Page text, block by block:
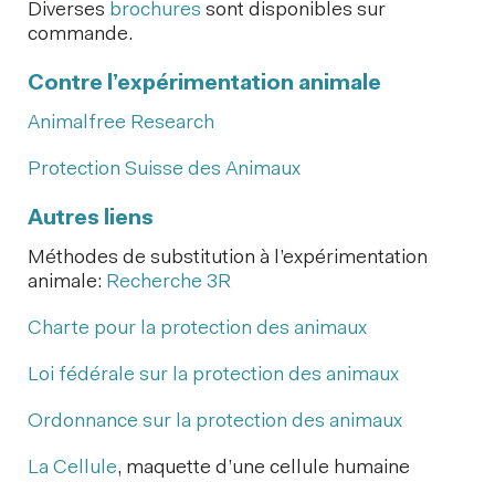
Diverses brochures sont disponibles sur
commande.
Contre l’expérimentation animale
Animalfree Research
Protection Suisse des Animaux
Autres liens
Méthodes de substitution à l’expérimentation
animale: Recherche 3R
Charte pour la protection des animaux
Loi fédérale sur la protection des animaux
Ordonnance sur la protection des animaux
La Cellule, maquette d’une cellule humaine